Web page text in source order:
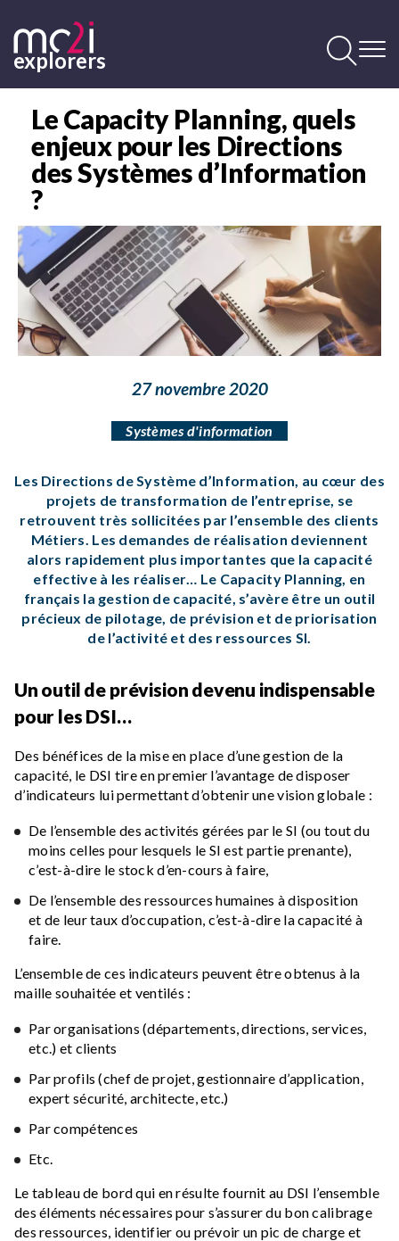
principal
explorers
Contenu
principalLe Capacity Planning, quels
enjeux pour les Directions
des Systèmes d’Information
?
Image
27 novembre 2020
Systèmes d'information
Les Directions de Système d’Information, au cœur des
projets de transformation de l’entreprise, se
retrouvent très sollicitées par l’ensemble des clients
Métiers. Les demandes de réalisation deviennent
alors rapidement plus importantes que la capacité
effective à les réaliser… Le Capacity Planning, en
français la gestion de capacité, s’avère être un outil
précieux de pilotage, de prévision et de priorisation
de l’activité et des ressources SI.
Un outil de prévision devenu indispensable
pour les DSI…
Des bénéfices de la mise en place d’une gestion de la
capacité, le DSI tire en premier l’avantage de disposer
d’indicateurs lui permettant d’obtenir une vision globale :
De l’ensemble des activités gérées par le SI (ou tout du
moins celles pour lesquels le SI est partie prenante),
c’est-à-dire le stock d’en-cours à faire,
De l’ensemble des ressources humaines à disposition
et de leur taux d’occupation, c’est-à-dire la capacité à
faire.
L’ensemble de ces indicateurs peuvent être obtenus à la
maille souhaitée et ventilés :
Par organisations (départements, directions, services,
etc.) et clients
Par profils (chef de projet, gestionnaire d’application,
expert sécurité, architecte, etc.)
Par compétences
Etc.
Le tableau de bord qui en résulte fournit au DSI l’ensemble
des éléments nécessaires pour s’assurer du bon calibrage
des ressources, identifier ou prévoir un pic de charge et